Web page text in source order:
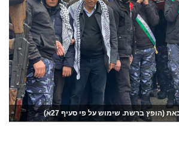
(הופץ ברשת. שימוש על פי סעיף 27א)